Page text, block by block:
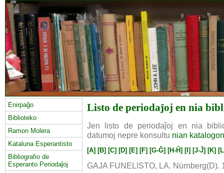
Enirpaĝo
Biblioteko
Ramon Molera
Kataluna Esperantisto
Bibliografio de
Esperanto Periodaĵoj
Listo de periodaĵoj en nia
Jen listo de periodaĵoj en nia
datumoj nepre konsultu nian katalogon
[A] [B] [C] [D] [E] [F] [G-Ĝ] [H-Ĥ] [I] [J-Ĵ] [K]
GAJA FUNELISTO, LA. Nürnberg(D).